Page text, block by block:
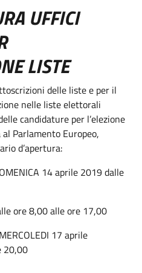
UFFICI
LISTE
delle liste e per il
nelle liste elettorali
candidature per l’elezione
Parlamento Europeo,
d’apertura:
14 aprile 2019 dalle
ore 8,00 alle ore 17,00
17 aprile
20,00